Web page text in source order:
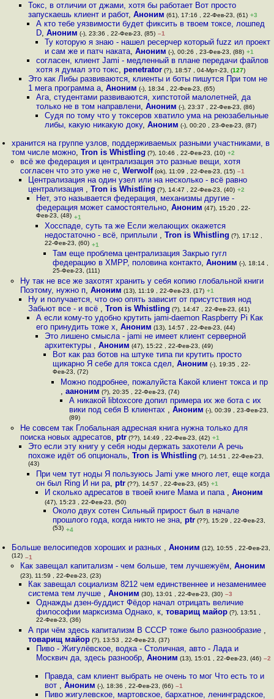
Токс, в отличии от джами, хотя бы работает Вот просто
запускаешь клиент и работ, Аноним (61), 17:16 , 22-Фев-23, (61) +3
А кто тебе уязвимости будет фиксить в твоем токсе, лошпед
D,Аноним (-), 23:36 , 22-Фев-23, (85) –1
Ту которую я знаю - нашел ресерчер который fuzz ил проект
и сам же и патч наката, Аноним (-), 00:26 , 23-Фев-23, (88) +1
согласен, клиент Jami - медленный в плане передачи файлов
хотя я думал это токс,penetrator (?), 18:57 , 04-Мрт-23, (127)
Это как Либы развиваются, клиенты и боты пишутся При том не
1 мега программа а, Аноним (-), 18:34 , 22-Фев-23, (65)
Ага, студентами развиваются, хипстотой малолетней, да
только не в том направлени,Аноним (-), 23:37 , 22-Фев-23, (86)
Судя по тому что у токсеров хватило ума на реюзабельные
либы, какую никакую доку, Аноним (-), 00:20 , 23-Фев-23, (87)
хранится на группе узлов, поддерживаемых разными участниками, в
том числе можно,Tron is Whistling (?), 10:46 , 22-Фев-23, (10) +2
всё же федерация и централизация это разные вещи, хотя
согласен что это уже не с, Werwolf(ok), 11:09 , 22-Фев-23, (15) –1
Централизация на один узел или на несколько - всё равно
централизация , Tron is Whistling (?), 14:47 , 22-Фев-23, (40) +2
Нет, это называется федерация, механизмы другие -
федерация может самостоятельно,Аноним (47), 15:20 , 22-
Фев-23, (48) +1
Хосспаде, суть та же Если желающих окажется
недостаточно - всё, приплыли , Tron is Whistling (?), 17:12 ,
22-Фев-23, (60) +1
Там еще проблема централизация Закрыо гугл
федерацию в XMPP, половина контакто, Аноним (-), 18:14 ,
25-Фев-23, (111)
Ну так не все же захотят хранить у себя копию глобальной книги
Поэтому, нужно п, Аноним (13), 11:19 , 22-Фев-23, (17) +1
Ну и получается, что оно опять зависит от присутствия нод
Забьют все - и всё , Tron is Whistling (?), 14:47 , 22-Фев-23, (41)
А если кому-то удобно крутить jami-daemon Raspberry Pi Как
его принудить тоже х,Аноним (13), 14:57 , 22-Фев-23, (44)
Это лишено смысла - jami не имеет клиент серверной
архитектуры , Аноним (47), 15:22 , 22-Фев-23, (49)
Вот как раз ботов на штуке типа пи крутить просто
щикарно Я себе для токса сдел, Аноним (-), 19:35 , 22-
Фев-23, (72)
Можно подробнее, пожалуйста Какой клиент токса и пр
,ааноним (?), 20:35 , 22-Фев-23, (74)
А никакой libtoxcore допил примера их же бота с их
вики под себя В клиентах , Аноним (-), 00:39 , 23-Фев-23,
(89)
Не совсем так Глобальная адресная книга нужна только для
поиска новых адресатов, ptr(??), 14:49 , 22-Фев-23, (42) +1
Это если эту книгу у себя ноды держать захотели А речь
похоже идёт об опциональ, Tron is Whistling (?), 14:51 , 22-Фев-23,
(43)
При чем тут ноды Я пользуюсь Jami уже много лет, еще когда
он был Ring И ни ра,ptr (??), 14:57 , 22-Фев-23, (45) +1
И сколько адресатов в твоей книге Мама и папа , Аноним
(47), 15:23 , 22-Фев-23, (50)
Около двух сотен Сильный прирост был в начале
прошлого года, когда никто не зна, ptr(??), 15:29 , 22-Фев-23,
(53) +4
Больше велосипедов хороших и разных ,Аноним (12), 10:55 , 22-Фев-23,
(12) –1
Как завещал капитализм - чем больше, тем лучшежуём, Аноним
(23), 11:59 , 22-Фев-23, (23)
Как завещал социализм 8212 чем единственнее и незаменимее
система тем лучше , Аноним (30), 13:01 , 22-Фев-23, (30) –3
Однажды дзен-буддист Фёдор начал отрицать величие
философии марксизма Однако, к,товарищ майор (?), 13:51 ,
22-Фев-23, (36)
А при чём здесь капитализм В СССР тоже было разнообразие ,
товарищ майор(?), 13:53 , 22-Фев-23, (37)
Пиво - Жигулёвское, водка - Столичная, авто - Лада и
Москвич да, здесь разнообр,Аноним (13), 15:01 , 22-Фев-23, (46) –2
Правда, сам клиент выбрать не очень то мог Что есть то и
вот , Аноним (-), 18:36 , 22-Фев-23, (66) –1
Пиво жигулевское, мартовское, бархатное, ленинградское,